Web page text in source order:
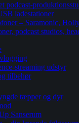
podcast-
ladestationer
– Saramonic,
podcast studios,
streaming udstyr
tilbehør
tæpper og dyr
Sanserum